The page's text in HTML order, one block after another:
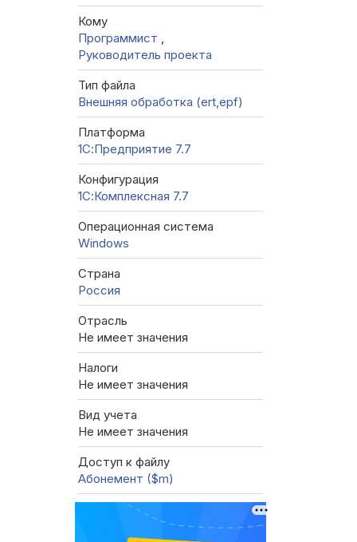
Кому
Программист ,
Руководитель проекта
Тип файла
Внешняя обработка (ert,epf)
Платформа
1С:Предприятие 7.7
Конфигурация
1С:Комплексная 7.7
Операционная система
Windows
Страна
Россия
Отрасль
Не имеет значения
Налоги
Не имеет значения
Вид учета
Не имеет значения
Доступ к файлу
Абонемент ($m)